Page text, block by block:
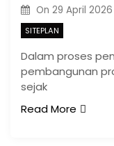
On 29 April 2026
SITEPLAN
Dalam proses
pembangunan
sejak
Read More